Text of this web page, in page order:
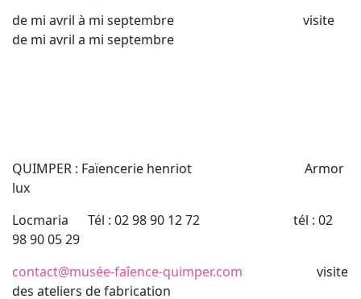
de mi avril à mi septembre visite
de mi avril a mi septembre
QUIMPER : Faïencerie henriot Armor
lux
Locmaria Tél : 02 98 90 12 72 tél : 02
98 90 05 29
contact@musée-faîence-quimper.com visite
des ateliers de fabrication